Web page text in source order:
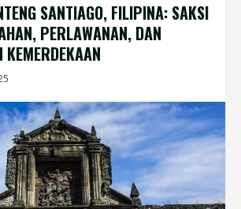
SANTIAGO, FILIPINA: SAKSI
PERLAWANAN, DAN
KEMERDEKAAN